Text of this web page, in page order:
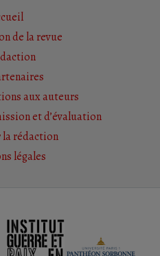
de la revue
aux auteurs
et d’évaluation
rédaction
légales